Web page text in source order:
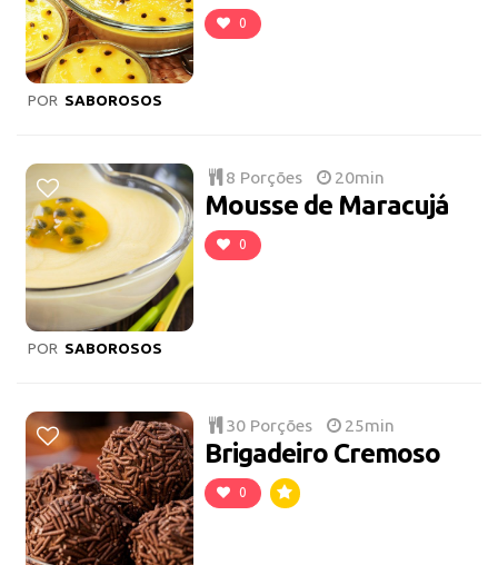
0
POR SABOROSOS
8 Porções 20min
Mousse de Maracujá
0
POR SABOROSOS
30 Porções 25min
Brigadeiro Cremoso
0